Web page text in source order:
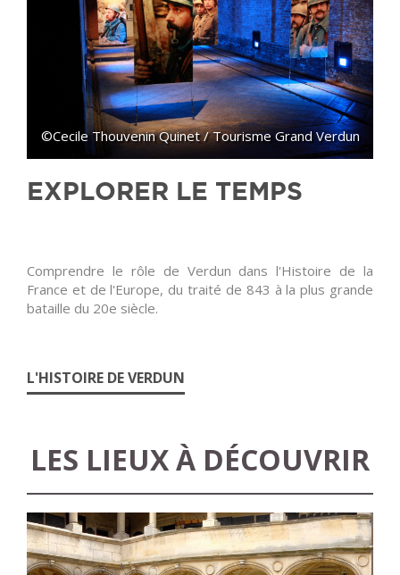
©Cecile Thouvenin Quinet / Tourisme Grand Verdun
EXPLORER LE TEMPS
Comprendre le rôle de Verdun dans l'Histoire de la
France et de l'Europe, du traité de 843 à la plus grande
bataille du 20e siècle.
L'HISTOIRE DE VERDUN
LES LIEUX À DÉCOUVRIR